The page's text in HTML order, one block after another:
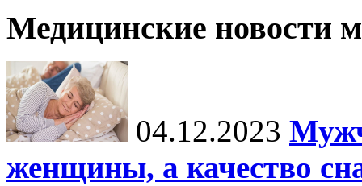
Медицинские новости
04.12.2023
женщины, а качество